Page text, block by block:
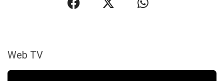
Web TV